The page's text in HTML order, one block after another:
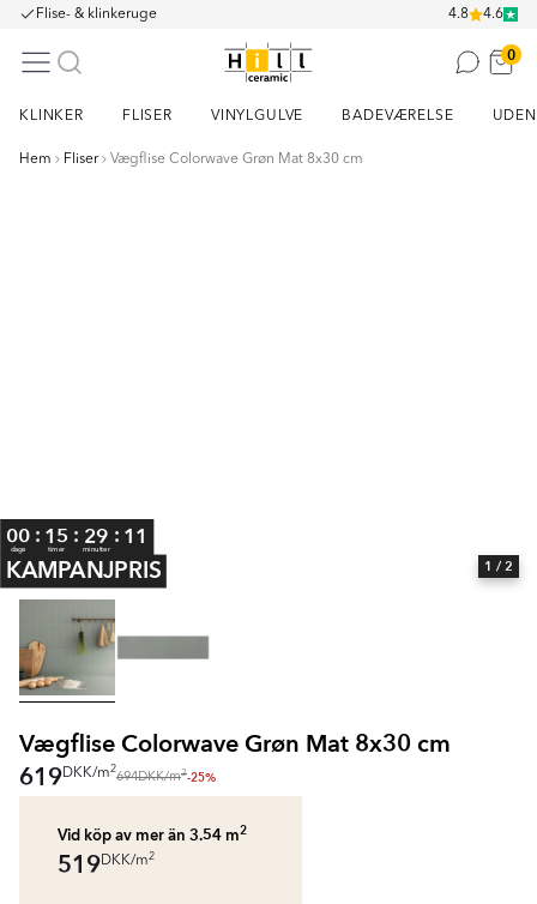
Flise- & klinkeruge 4.8 4.6
0
KLINKER FLISER VINYLGULVE BADEVÆRELSE
Hem Fliser Vægflise Colorwave Grøn Mat 8x30 cm
00
dage
: 15
timer
: 29
minutter
: 11
KAMPANJPRIS 1 / 2
Vægflise Colorwave Grøn Mat 8x30 cm
619DKK/m2
694DKK/m2-25%
Vid köp av mer än 3.54 m2
519DKK/m2